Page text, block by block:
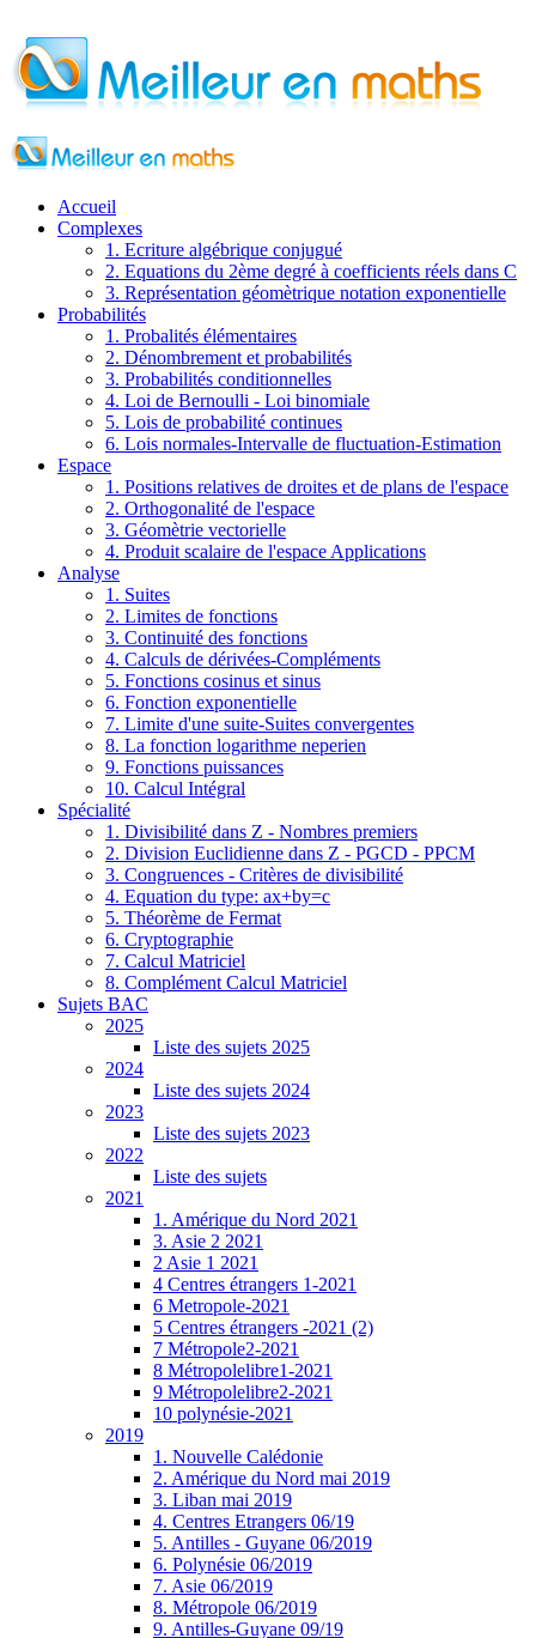
Accueil
Complexes
1. Ecriture algébrique conjugué
2. Equations du 2ème degré à coefficients réels dans C
3. Représentation géomètrique notation exponentielle
Probabilités
1. Probalités élémentaires
2. Dénombrement et probabilités
3. Probabilités conditionnelles
4. Loi de Bernoulli - Loi binomiale
5. Lois de probabilité continues
6. Lois normales-Intervalle de fluctuation-Estimation
Espace
1. Positions relatives de droites et de plans de l'espace
2. Orthogonalité de l'espace
3. Géomètrie vectorielle
4. Produit scalaire de l'espace Applications
Analyse
1. Suites
2. Limites de fonctions
3. Continuité des fonctions
4. Calculs de dérivées-Compléments
5. Fonctions cosinus et sinus
6. Fonction exponentielle
7. Limite d'une suite-Suites convergentes
8. La fonction logarithme neperien
9. Fonctions puissances
10. Calcul Intégral
Spécialité
1. Divisibilité dans Z - Nombres premiers
2. Division Euclidienne dans Z - PGCD - PPCM
3. Congruences - Critères de divisibilité
4. Equation du type: ax+by=c
5. Théorème de Fermat
6. Cryptographie
7. Calcul Matriciel
8. Complément Calcul Matriciel
Sujets BAC
2025
Liste des sujets 2025
2024
Liste des sujets 2024
2023
Liste des sujets 2023
2022
Liste des sujets
2021
1. Amérique du Nord 2021
3. Asie 2 2021
2 Asie 1 2021
4 Centres étrangers 1-2021
6 Metropole-2021
5 Centres étrangers -2021 (2)
7 Métropole2-2021
8 Métropolelibre1-2021
9 Métropolelibre2-2021
10 polynésie-2021
2019
1. Nouvelle Calédonie
2. Amérique du Nord mai 2019
3. Liban mai 2019
4. Centres Etrangers 06/19
5. Antilles - Guyane 06/2019
6. Polynésie 06/2019
7. Asie 06/2019
8. Métropole 06/2019
9. Antilles-Guyane 09/19